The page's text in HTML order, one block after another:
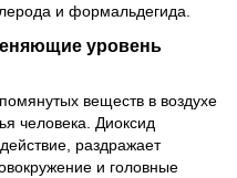
и формальдегида.
уровень
веществ в воздухе
человека. Диоксид
раздражает
и головные